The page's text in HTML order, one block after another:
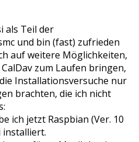
als Teil der
und bin (fast) zufrieden
auf weitere Möglichkeiten,
zum Laufen bringen,
Installationsversuche nur
brachten, die ich nicht
ich jetzt Raspbian (Ver. 10
installiert.